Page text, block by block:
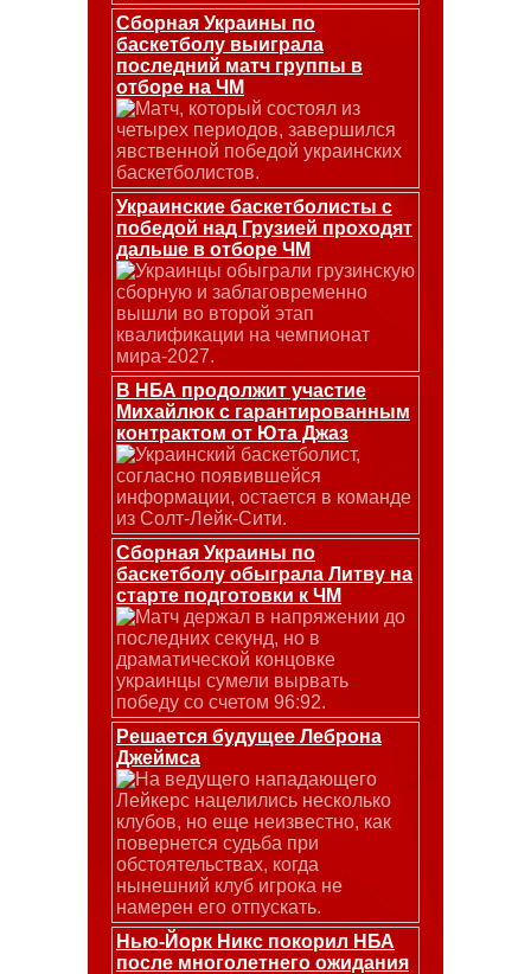
Сборная Украины по
баскетболу выиграла
последний матч группы в
отборе на ЧМ
Матч, который состоял из
четырех периодов, завершился
явственной победой украинских
баскетболистов.
Украинские баскетболисты с
победой над Грузией проходят
дальше в отборе ЧМ
Украинцы обыграли грузинскую
сборную и заблаговременно
вышли во второй этап
квалификации на чемпионат
мира-2027.
В НБА продолжит участие
Михайлюк с гарантированным
контрактом от Юта Джаз
Украинский баскетболист,
согласно появившейся
информации, остается в команде
из Солт-Лейк-Сити.
Сборная Украины по
баскетболу обыграла Литву на
старте подготовки к ЧМ
Матч держал в напряжении до
последних секунд, но в
драматической концовке
украинцы сумели вырвать
победу со счетом 96:92.
Решается будущее Леброна
Джеймса
На ведущего нападающего
Лейкерс нацелились несколько
клубов, но еще неизвестно, как
повернется судьба при
обстоятельствах, когда
нынешний клуб игрока не
намерен его отпускать.
Нью-Йорк Никс покорил НБА
после многолетнего ожидания